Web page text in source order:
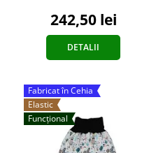
242,50 lei
DETALII
Fabricat în Cehia
Elastic
Funcțional